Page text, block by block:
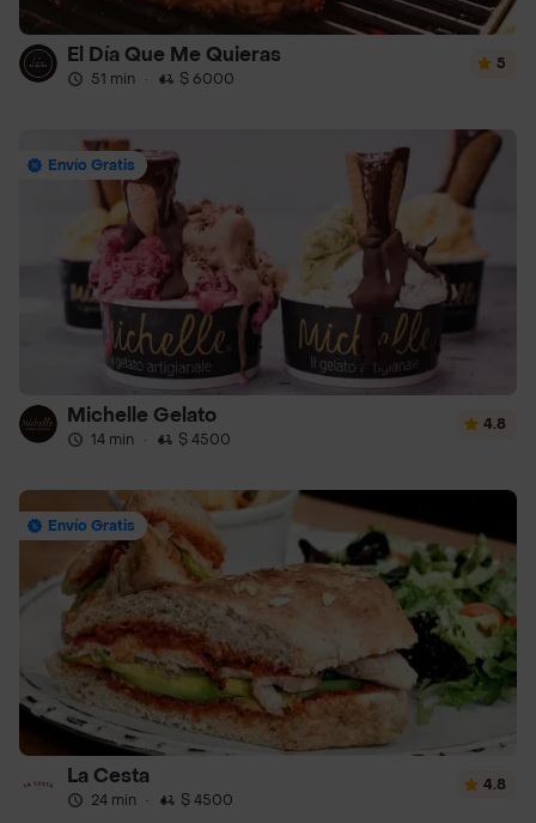
El Día Que Me Quieras
51 min · $ 6000
5
Envío Gratis
Michelle Gelato
14 min · $ 4500
4.8
Envío Gratis
La Cesta
24 min · $ 4500
4.8